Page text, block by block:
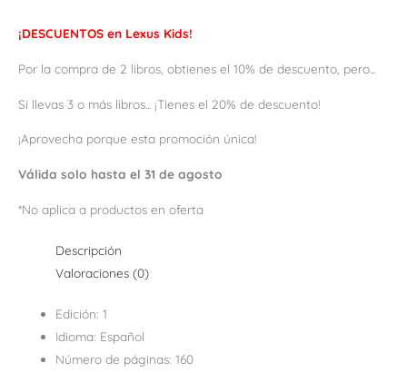
¡DESCUENTOS en Lexus Kids!
Por la compra de 2 libros, obtienes el 10% de descuento, pero...
Si llevas 3 o más libros... ¡Tienes el 20% de descuento!
¡Aprovecha porque esta promoción única!
Válida solo hasta el 31 de agosto
*No aplica a productos en oferta
Descripción
Valoraciones (0)
Edición:1
Idioma: Español
Número de páginas:160